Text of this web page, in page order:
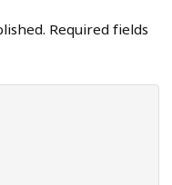
Required fields